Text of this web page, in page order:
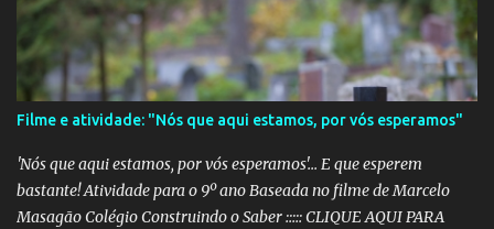
Filme e atividade: "Nós que aqui estamos, por vós esperamos"
'Nós que aqui estamos, por vós esperamos'... E que esperem
bastante! Atividade para o 9º ano Baseada no filme de Marcelo
Masagão Colégio Construindo o Saber ::::: CLIQUE AQUI PARA